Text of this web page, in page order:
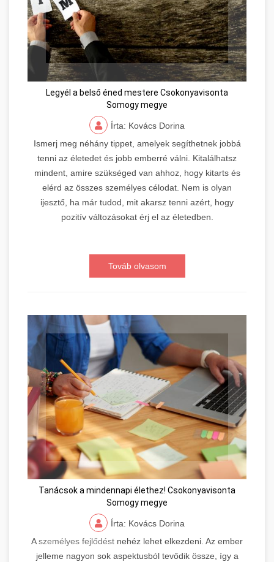
Legyél a belső éned mestere Csokonyavisonta
Somogy megye
Írta: Kovács Dorina
Ismerj meg néhány tippet, amelyek segíthetnek jobbá
tenni az életedet és jobb emberré válni. Kitalálhatsz
mindent, amire szükséged van ahhoz, hogy kitarts és
elérd az összes személyes célodat. Nem is olyan
ijesztő, ha már tudod, mit akarsz tenni azért, hogy
pozitív változásokat érj el az életedben.
Továb olvasom
Tanácsok a mindennapi élethez! Csokonyavisonta
Somogy megye
Írta: Kovács Dorina
Aszemélyes fejlődést nehéz lehet elkezdeni. Az ember
jelleme nagyon sok aspektusból tevődik össze, így a